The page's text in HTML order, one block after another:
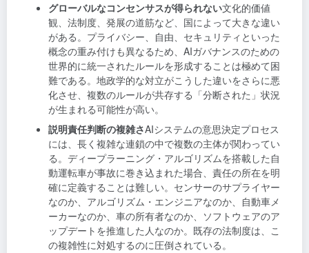
グローバルなコンセンサスが得られない文化的価値
観、法制度、発展の道筋など、国によって大きな違い
がある。プライバシー、自由、セキュリティといった
概念の重み付けも異なるため、AIガバナンスのための
世界的に統一されたルールを形成することは極めて困
難である。地政学的な対立がこうした違いをさらに悪
化させ、複数のルールが共存する「分断された」状況
が生まれる可能性が高い。
説明責任判断の複雑さAIシステムの意思決定プロセス
には、長く複雑な連鎖の中で複数の主体が関わってい
る。ディープラーニング・アルゴリズムを搭載した自
動運転車が事故に巻き込まれた場合、責任の所在を明
確に定義することは難しい。センサーのサプライヤー
なのか、アルゴリズム・エンジニアなのか、自動車メ
ーカーなのか、車の所有者なのか、ソフトウェアのア
ップデートを推進した人なのか。既存の法制度は、こ
の複雑性に対処するのに圧倒されている。